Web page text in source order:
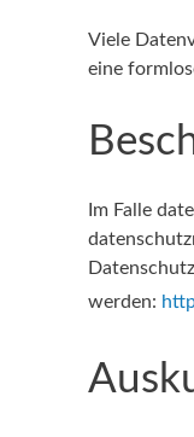
Viele
eine
Im Falle
werden: